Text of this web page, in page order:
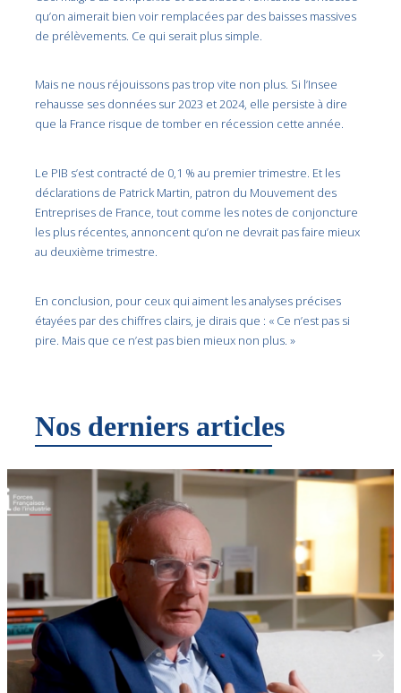
qu’on aimerait bien voir remplacées par des baisses massives
de prélèvements. Ce qui serait plus simple.
Mais ne nous réjouissons pas trop vite non plus. Si l’Insee
rehausse ses données sur 2023 et 2024, elle persiste à dire
que la France risque de tomber en récession cette année.
Le PIB s’est contracté de 0,1 % au premier trimestre. Et les
déclarations de Patrick Martin, patron du Mouvement des
Entreprises de France, tout comme les notes de conjoncture
les plus récentes, annoncent qu’on ne devrait pas faire mieux
au deuxième trimestre.
En conclusion, pour ceux qui aiment les analyses précises
étayées par des chiffres clairs, je dirais que : « Ce n’est pas si
pire. Mais que ce n’est pas bien mieux non plus. »
Nos derniers articles